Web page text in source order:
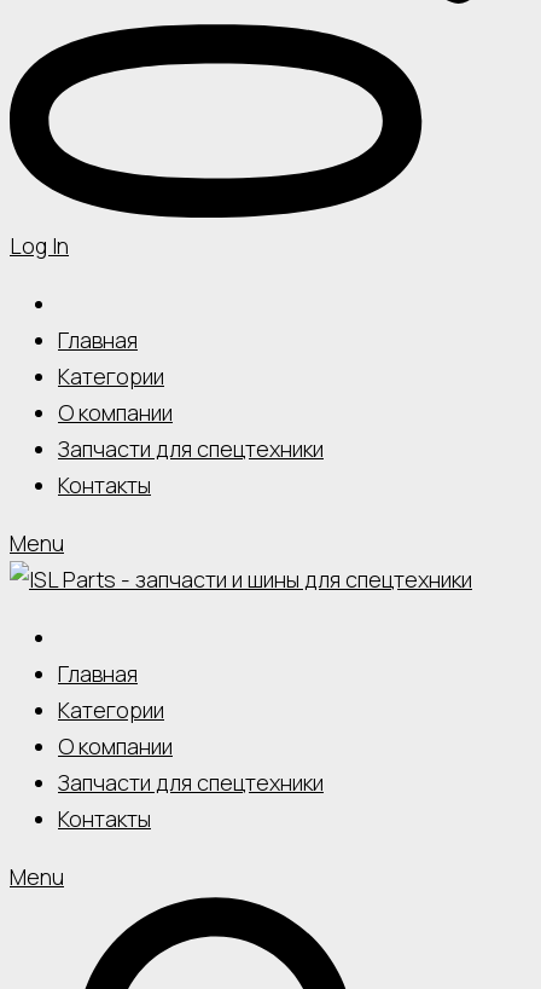
Log In
Главная
Категории
О компании
Запчасти для спецтехники
Контакты
Menu
Главная
Категории
О компании
Запчасти для спецтехники
Контакты
Menu